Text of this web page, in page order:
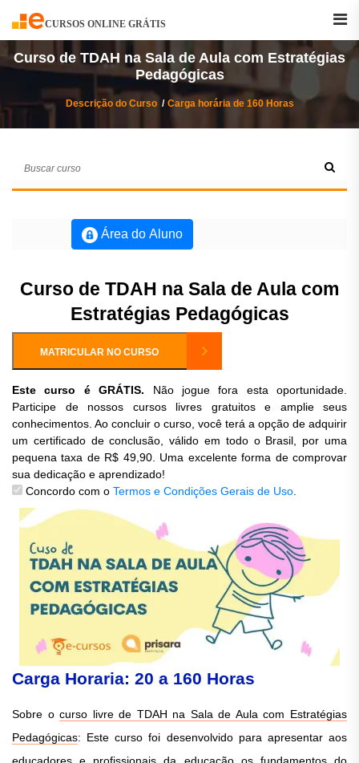
CURSOS ONLINE GRÁTIS
Curso
Curso de TDAH na Sala de Aula com Estratégias
Pedagógicas
Descrição do Curso Carga horária de 160 Horas
Área do Aluno
Curso de TDAH na Sala de Aula com
Estratégias Pedagógicas
MATRICULAR NO CURSO
Este curso é GRÁTIS. Não jogue fora esta oportunidade.
Participe de nossos cursos livres gratuitos e amplie seus
conhecimentos. Ao concluir o curso, você terá a opção de adquirir
um certificado de conclusão, válido em todo o Brasil, por uma
pequena taxa de R$ 49,90. Uma excelente forma de comprovar
sua dedicação e aprendizado!
Concordo com o Termos e Condições Gerais de Uso
Carga Horaria: 20 a 160 Horas
Sobre ocurso livre de TDAH na Sala de Aula com Estratégias
Pedagógicas: Este curso foi desenvolvido para apresentar aos